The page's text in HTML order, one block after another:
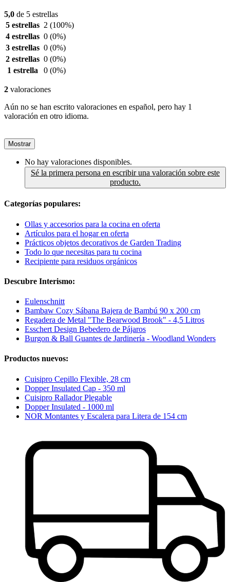
5,0 de 5 estrellas
5 estrellas 2 (100%)
4 estrellas 0 (0%)
3 estrellas 0 (0%)
2 estrellas 0 (0%)
1 estrella
0 (0%)
2 valoraciones
Aún no se han escrito valoraciones en español, pero hay 1
valoración en otro idioma.
Mostrar
No hay valoraciones disponibles.
Sé la primera persona en escribir una valoración sobre este
producto.
Categorías populares:
Ollas y accesorios para la cocina en oferta
Artículos para el hogar en oferta
Prácticos objetos decorativos de Garden Trading
Todo lo que necesitas para tu cocina
Recipiente para residuos orgánicos
Descubre Interismo:
Eulenschnitt
Bambaw Cozy Sábana Bajera de Bambú 90 x 200 cm
Regadera de Metal "The Bearwood Brook" - 4,5 Litros
Esschert Design Bebedero de Pájaros
Burgon & Ball Guantes de Jardinería - Woodland Wonders
Productos nuevos:
Cuisipro Cepillo Flexible, 28 cm
Dopper Insulated Cap - 350 ml
Cuisipro Rallador Plegable
Dopper Insulated - 1000 ml
NOR Montantes y Escalera para Litera de 154 cm